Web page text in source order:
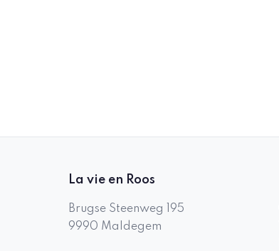
La vie en Roos
Brugse Steenweg 195
9990 Maldegem